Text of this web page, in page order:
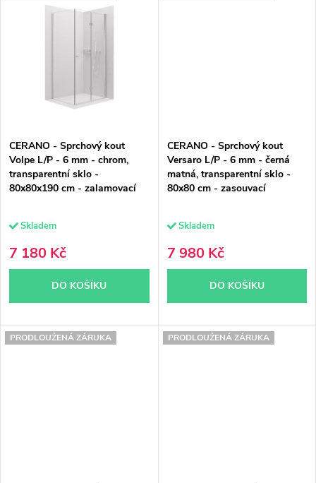
CERANO - Sprchový kout
Volpe L/P - 6 mm - chrom,
transparentní sklo -
80x80x190 cm - zalamovací
Skladem
7 180 Kč
DO KOŠÍKU
CERANO - Sprchový kout
Versaro L/P - 6 mm - černá
matná, transparentní sklo -
80x80 cm - zasouvací
Skladem
7 980 Kč
DO KOŠÍKU
PRODLOUŽENÁ ZÁRUKA PRODLOUŽENÁ ZÁRUKA